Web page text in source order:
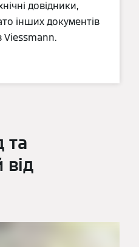
довідники,
інших документів
Viessmann.
та
від